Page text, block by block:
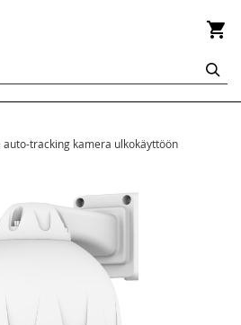
auto-tracking kamera ulkokäyttöön